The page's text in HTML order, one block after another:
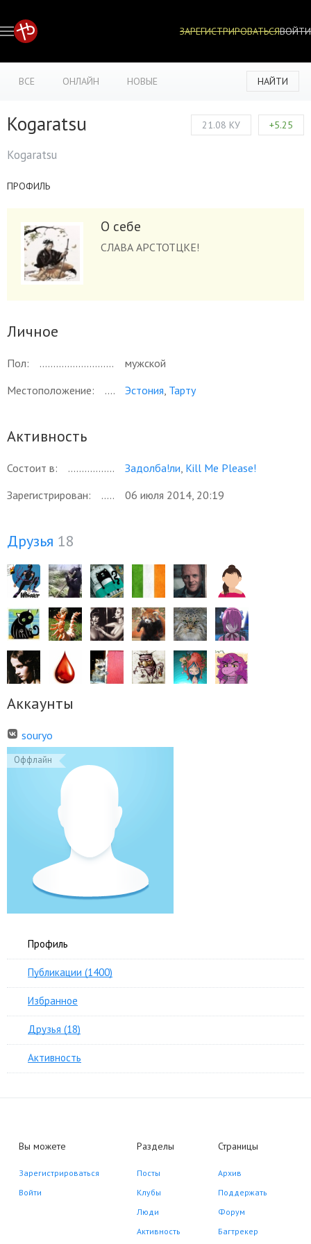
ЗАРЕГИСТРИРОВАТЬСЯВОЙТИ
ВСЕ ОНЛАЙН НОВЫЕ НАЙТИ
21.08 КУ +5.25
Kogaratsu
Kogaratsu
ПРОФИЛЬ
О себе
СЛАВА АРСТОТЦКЕ!
Личное
Пол:
мужской
Местоположение:
Эстония, Тарту
Активность
Состоит в: Задолба!ли, Kill Me Please!
Зарегистрирован:
06 июля 2014, 20:19
Друзья 18
Аккаунты
souryo
Оффлайн
Профиль
Публикации (1400)
Избранное
Друзья (18)
Активность
Вы можете
Зарегистрироваться
Войти
Разделы
Посты
Клубы
Люди
Активность
Страницы
Архив
Поддержать
Форум
Багтрекер